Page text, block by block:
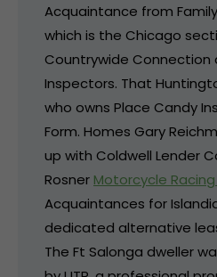
Acquaintance from
which is the Chicago
Countrywide Connection
Inspectors. That
who owns Place Candy
Form. Homes Gary
up with Coldwell Lender
Rosner Motorcycle
Acquaintances for
dedicated alternative
The Ft Salonga dweller